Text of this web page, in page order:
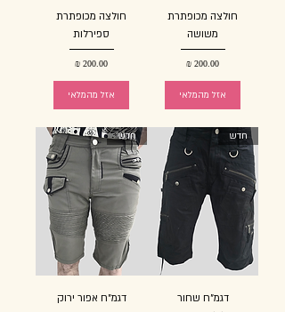
חולצה מכופתרת
משושה
מחיר
אזל מהמלאי
חולצה מכופתרת
ספירלות
מחיר
אזל מהמלאי
חדש
דגמ"ח שחור
חדש
דגמ"ח אפור ירוק